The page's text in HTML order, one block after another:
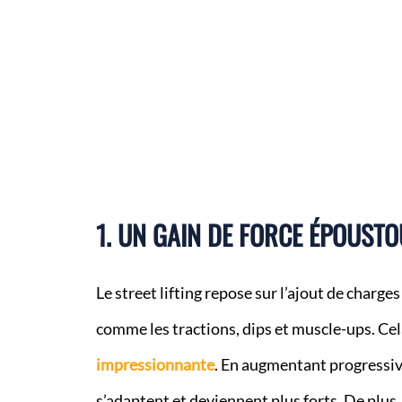
1. UN GAIN DE FORCE
Le street lifting repose sur l’ajout de
comme les tractions, dips et muscle-ups.
impressionnante. En augmentant